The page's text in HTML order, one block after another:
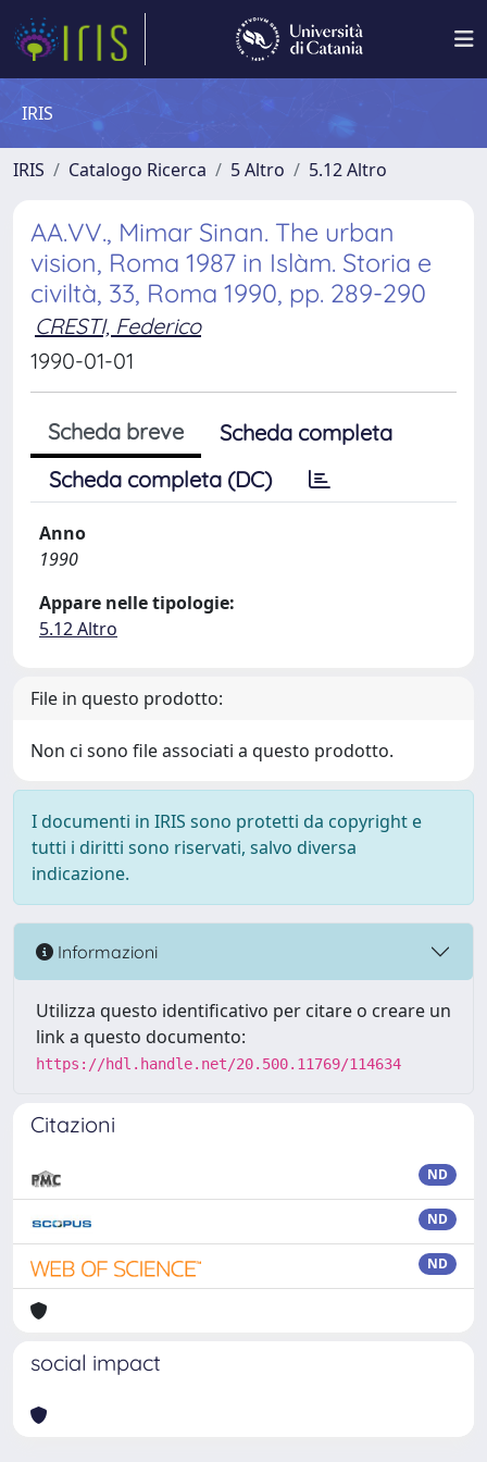
IRIS
IRIS Catalogo Ricerca 5 Altro 5.12 Altro
AA.VV., Mimar Sinan. The urban
vision, Roma 1987 in Islàm. Storia e
civiltà, 33, Roma 1990, pp. 289-290
CRESTI, Federico
1990-01-01
Scheda breve
Scheda completa
Scheda completa (DC)
Anno
1990
Appare nelle tipologie:
5.12 Altro
File in questo prodotto:
Non ci sono file associati a questo prodotto.
I documenti in IRIS sono protetti da copyright e
tutti i diritti sono riservati, salvo diversa
indicazione.
Informazioni
Utilizza questo identificativo per citare o creare un
link a questo documento:
https://hdl.handle.net/20.500.11769/114634
Citazioni
ND
ND
ND
social impact